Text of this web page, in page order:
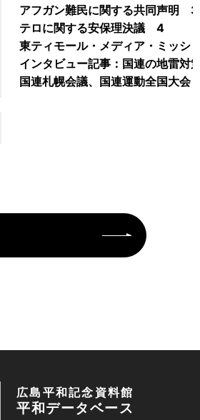
アフガン難民に関する共同声明 3
テロに関する安保理決議 4
東ティモール・メディア・ミッ
インタビュー記事：国連の地雷
国連札幌会議、国連運動全国大
広島平和記念資料館
平和データベース